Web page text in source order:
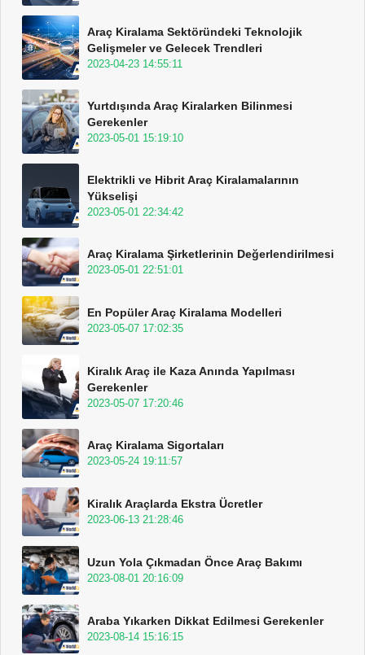
Araç Kiralama Sektöründeki Teknolojik
Gelişmeler ve Gelecek Trendleri
2023-04-23 14:55:11
Yurtdışında Araç Kiralarken Bilinmesi
Gerekenler
2023-05-01 15:19:10
Elektrikli ve Hibrit Araç Kiralamalarının
Yükselişi
2023-05-01 22:34:42
Araç Kiralama Şirketlerinin Değerlendirilmesi
2023-05-01 22:51:01
En Popüler Araç Kiralama Modelleri
2023-05-07 17:02:35
Kiralık Araç ile Kaza Anında Yapılması
Gerekenler
2023-05-07 17:20:46
Araç Kiralama Sigortaları
2023-05-24 19:11:57
Kiralık Araçlarda Ekstra Ücretler
2023-06-13 21:28:46
Uzun Yola Çıkmadan Önce Araç Bakımı
2023-08-01 20:16:09
Araba Yıkarken Dikkat Edilmesi Gerekenler
2023-08-14 15:16:15